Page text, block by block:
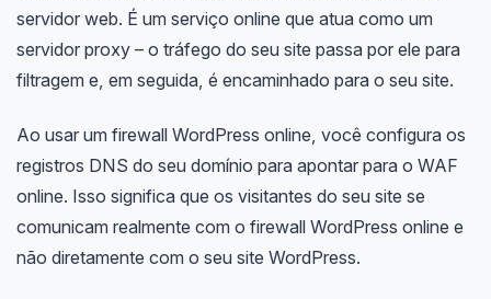
servidor web. É um serviço online que atua como um
servidor proxy – o tráfego do seu site passa por ele para
filtragem e, em seguida, é encaminhado para o seu site.
Ao usar um firewall WordPress online, você configura os
registros DNS do seu domínio para apontar para o WAF
online. Isso significa que os visitantes do seu site se
comunicam realmente com o firewall WordPress online e
não diretamente com o seu site WordPress.